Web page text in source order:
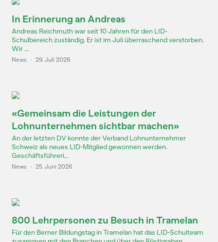
In Erinnerung an Andreas
Andreas Reichmuth war seit 10 Jahren für den LID-
Schulbereich zuständig. Er ist im Juli überraschend verstorben.
Wir ...
News · 29. Juli 2026
«Gemeinsam die Leistungen der
Lohnunternehmen sichtbar machen»
An der letzten DV konnte der Verband Lohnunternehmer
Schweiz als neues LID-Mitglied gewonnen werden.
Geschäftsführeri...
News · 25. Juni 2026
800 Lehrpersonen zu Besuch in Tramelan
Für den Berner Bildungstag in Tramelan hat das LID-Schulteam